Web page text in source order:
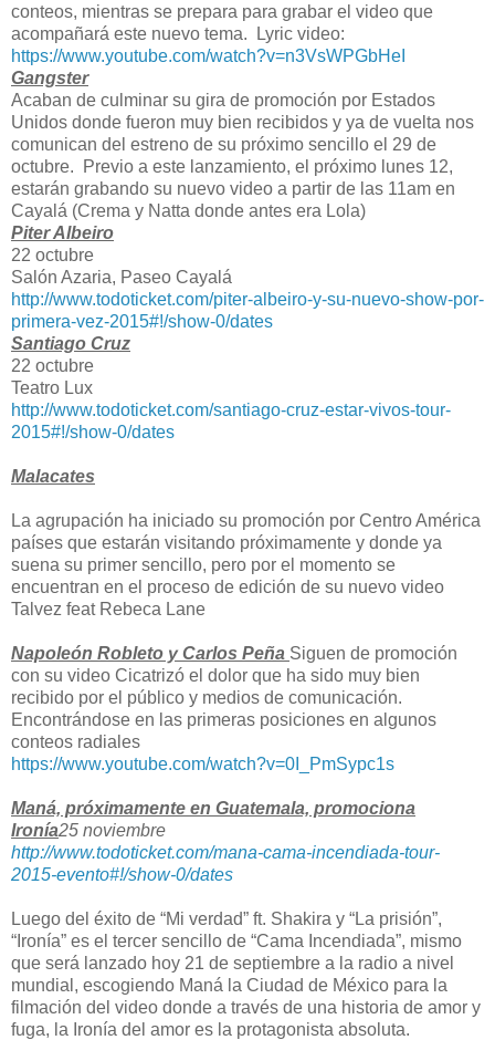
conteos, mientras se prepara para grabar el video que
acompañará este nuevo tema. Lyric video:
https://www.youtube.com/watch?v=n3VsWPGbHeI
Gangster
Acaban de culminar su gira de promoción por Estados
Unidos donde fueron muy bien recibidos y ya de vuelta nos
comunican del estreno de su próximo sencillo el 29 de
octubre. Previo a este lanzamiento, el próximo lunes 12,
estarán grabando su nuevo video a partir de las 11am en
Cayalá (Crema y Natta donde antes era Lola)
Piter Albeiro
22 octubre
Salón Azaria, Paseo Cayalá
http://www.todoticket.com/piter-albeiro-y-su-nuevo-show-por-
primera-vez-2015#!/show-0/dates
Santiago Cruz
22 octubre
Teatro Lux
http://www.todoticket.com/santiago-cruz-estar-vivos-tour-
2015#!/show-0/dates
Malacates
La agrupación ha iniciado su promoción por Centro América
países que estarán visitando próximamente y donde ya
suena su primer sencillo, pero por el momento se
encuentran en el proceso de edición de su nuevo video
Talvez feat Rebeca Lane
Napoleón Robleto y Carlos Peña Siguen de promoción
con su video Cicatrizó el dolor que ha sido muy bien
recibido por el público y medios de comunicación.
Encontrándose en las primeras posiciones en algunos
conteos radiales
https://www.youtube.com/watch?v=0I_PmSypc1s
Maná, próximamente en Guatemala, promociona
Ironía25 noviembre
http://www.todoticket.com/mana-cama-incendiada-tour-
2015-evento#!/show-0/dates
Luego del éxito de “Mi verdad” ft. Shakira y “La prisión”,
“Ironía” es el tercer sencillo de “Cama Incendiada”, mismo
que será lanzado hoy 21 de septiembre a la radio a nivel
mundial, escogiendo Maná la Ciudad de México para la
filmación del video donde a través de una historia de amor y
fuga, la Ironía del amor es la protagonista absoluta.